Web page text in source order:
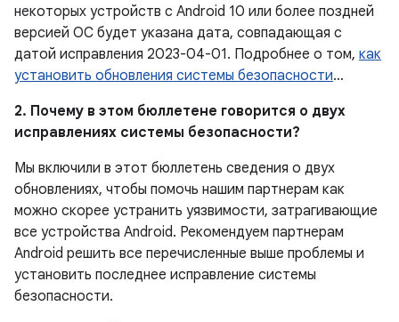
некоторых устройств с Android 10 или более поздней
версией ОС будет указана дата, совпадающая с
датой исправления 2023-04-01. Подробнее о том, как
установить обновления системы безопасности…
2. Почему в этом бюллетене говорится о двух
исправлениях системы безопасности?
Мы включили в этот бюллетень сведения о двух
обновлениях, чтобы помочь нашим партнерам как
можно скорее устранить уязвимости, затрагивающие
все устройства Android. Рекомендуем партнерам
Android решить все перечисленные выше проблемы и
установить последнее исправление системы
безопасности.